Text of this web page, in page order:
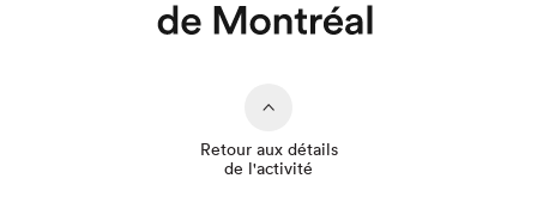
Retour aux détails
de l'activité